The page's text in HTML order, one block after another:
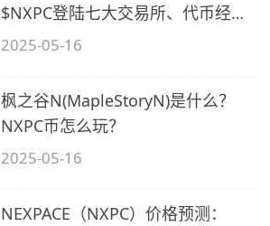
$NXPC登陆七大交易所、代币经
济、空投领取方
2025-05-16
枫之谷N(MapleStoryN)是什么？
NXPC币怎么玩？
2025-05-16
NEXPACE（NXPC）价格预测：